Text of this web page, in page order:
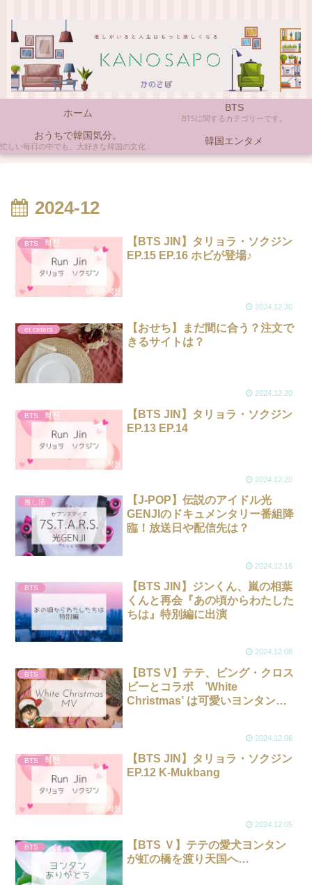
ホーム BTS
BTSに関するカテゴリーです。
おうちで韓国気分。
忙しい毎日の中でも、大好きな韓国の文化やアイテムに触れると心がほっとしますよね。ここでは、自宅で手軽に楽しめる韓国の美味しいもの、お気に入りのコスメ、そして推し活の楽しみ方など、「おうちにいながら韓国気分」に触れられるヒントを私らしくお届けします。 韓国エンタメ
2024-12
BTS
【BTS JIN】タリョラ・ソクジン
EP.15 EP.16 ホビが登場♪
2024.12.30
et cetera
【おせち】まだ間に合う？注文で
きるサイトは？
2024.12.20
BTS
【BTS JIN】タリョラ・ソクジン
EP.13 EP.14
2024.12.20
推し活
【J-POP】伝説のアイドル光
GENJIのドキュメンタリー番組降
臨！放送日や配信先は？
2024.12.16
BTS
【BTS JIN】ジンくん、嵐の相葉
くんと再会『あの頃からわたした
ちは』特別編に出演
2024.12.08
BTS
【BTS V】テテ、ビング・クロス
ビーとコラボ ’White
Christmas’ は可愛いヨンタンも
2024.12.06
BTS
【BTS JIN】タリョラ・ソクジン
EP.12 K-Mukbang
2024.12.05
BTS
【BTS Ｖ】テテの愛犬ヨンタン
が虹の橋を渡り天国へ…